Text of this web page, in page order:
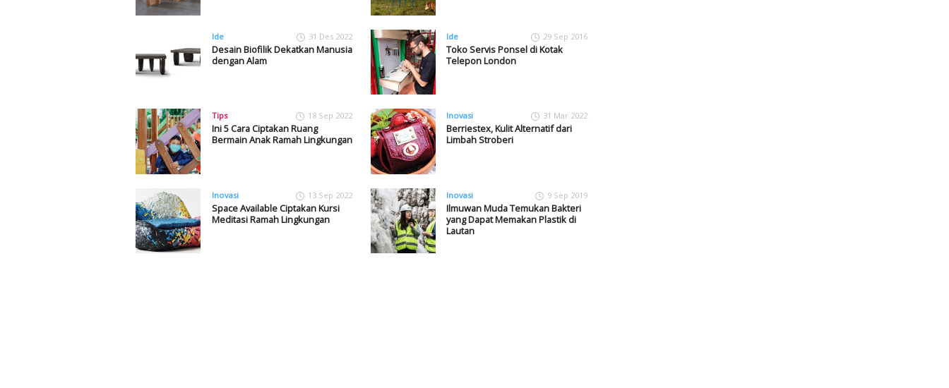
Ide 31 Des 2022
Desain Biofilik Dekatkan Manusia
dengan Alam
Tips 18 Sep 2022
Ini 5 Cara Ciptakan Ruang
Bermain Anak Ramah Lingkungan
Inovasi 13 Sep 2022
Space Available Ciptakan Kursi
Meditasi Ramah Lingkungan
Ide 29 Sep 2016
Toko Servis Ponsel di Kotak
Telepon London
Inovasi 31 Mar 2022
Berriestex, Kulit Alternatif dari
Limbah Stroberi
Inovasi 9 Sep 2019
Ilmuwan Muda Temukan Bakteri
yang Dapat Memakan Plastik di
Lautan